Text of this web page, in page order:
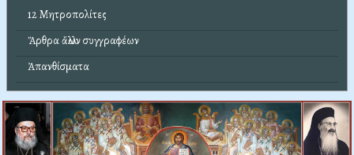
12 Μητροπολίτες
Ἄρθρα ἄλλων συγγραφέων
Ἀπανθίσματα